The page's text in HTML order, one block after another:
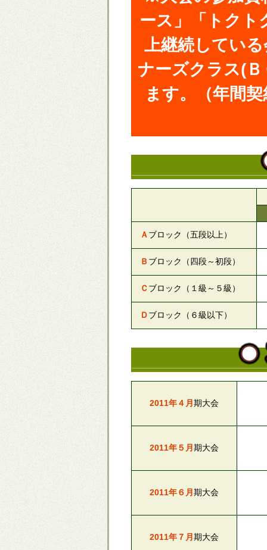
ース」「トクト
上継続してい
ナーズクラス(
ます。（年間
Ａ ブロック（五段以上）
Ｂ ブロック（四段～初段）
Ｃブロック（１級～５級）
Ｄブロック（６級以下）
2011年４月 期大会
2011年５月 期大会
2011年６月 期大会
2011年７月 期大会